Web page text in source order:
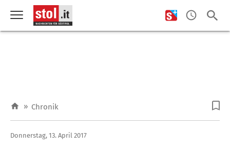
» Chronik
Donnerstag, 13. April 2017